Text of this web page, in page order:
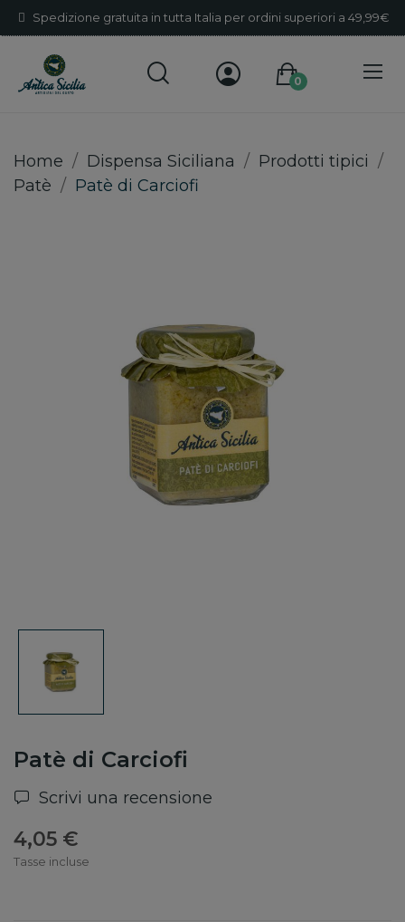
Spedizione gratuita in tutta Italia per ordini superiori a 49,99€
0
Home Dispensa Siciliana
Prodotti tipici
Patè
Patè di Carciofi
Patè di Carciofi
Scrivi una recensione
4,05 €
Tasse incluse